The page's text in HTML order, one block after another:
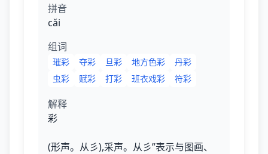
拼音
cǎi
组词
璀彩 夺彩 旦彩 地方色彩
丹彩
虫彩
赋彩 打彩 班衣戏彩 符彩
解释
彩
(形声。从彡),采声。从彡”表示与图画、